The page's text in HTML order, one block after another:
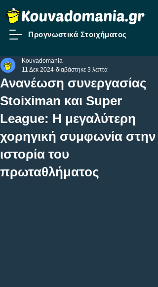
Προγνωστικά Στοιχήματος
Ανανέωση συνεργασίας
Stoiximan και Super
League: Η μεγαλύτερη
χορηγική συμφωνία στην
ιστορία του
πρωταθλήματος
Kouvadomania
11 Δεκ 2024 διαβάστηκε 3 λεπτά